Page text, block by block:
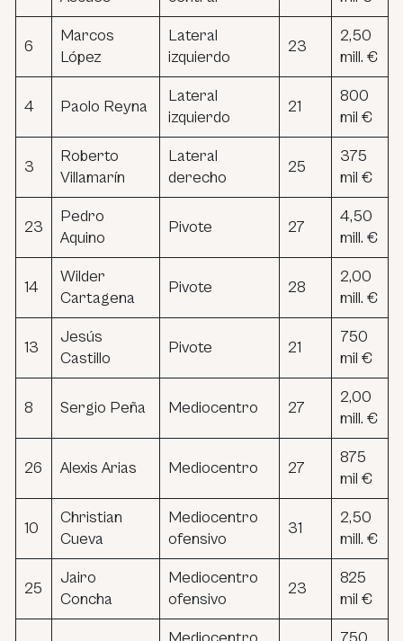
6
Marcos
López
Lateral
izquierdo
23
2,50
mill. €
4 Paolo Reyna
Lateral
izquierdo
21
800
mil €
3
Roberto
Villamarín
Lateral
derecho
25
375
mil €
23
Pedro
Aquino
Pivote 27
4,50
mill. €
14
Wilder
Cartagena
Pivote 28
2,00
mill. €
13
Jesús
Castillo
Pivote 21
750
mil €
8 Sergio Peña Mediocentro 27
2,00
mill. €
26 Alexis Arias Mediocentro 27
875
mil €
10
Christian
Cueva
Mediocentro
ofensivo
31
2,50
mill. €
25
Jairo
Concha
Mediocentro
ofensivo
23
825
mil €